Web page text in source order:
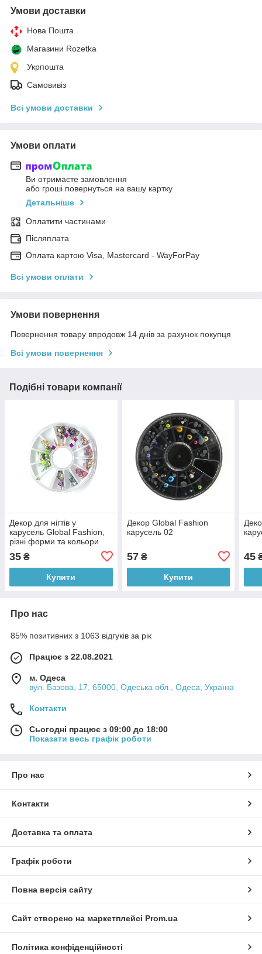
Умови доставки
Нова Пошта
Магазини Rozetka
Укрпошта
Самовивіз
Всі умови доставки
Умови оплати
Ви отримаєте замовлення
або гроші повернуться на вашу картку
Детальніше
Оплатити частинами
Післяплата
Оплата картою Visa, Mastercard - WayForPay
Всі умови оплати
Умови повернення
Повернення товару впродовж 14 днів за рахунок покупця
Всі умови повернення
Подібні товари компанії
Декор для нігтів у
карусель Global Fashion,
різні форми та кольори
35 ₴
Купити
Декор Global Fashion
карусель 02
57₴
Купити
45
Про нас
85% позитивних з 1063 відгуків за рік
Працює з 22.08.2021
м. Одеса
вул. Базова, 17, 65000, Одеська обл., Одеса, Україна
Контакти
Сьогодні працює з 09:00 до 18:00
Показати весь графік роботи
Про нас
Контакти
Доставка та оплата
Графік роботи
Повна версія сайту
Сайт створено на маркетплейсі Prom.ua
Політика конфіденційності